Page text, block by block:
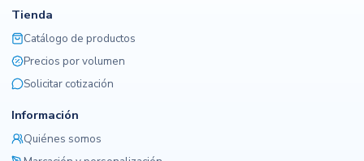
Tienda
Catálogo de productos
Precios por volumen
Solicitar cotización
Información
Quiénes somos